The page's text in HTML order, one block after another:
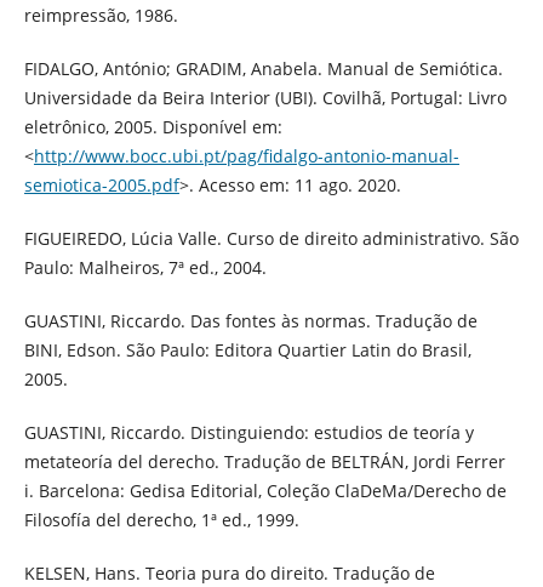
reimpressão, 1986.
FIDALGO, António; GRADIM, Anabela. Manual de Semiótica.
Universidade da Beira Interior (UBI). Covilhã, Portugal: Livro
eletrônico, 2005. Disponível em:
<http://www.bocc.ubi.pt/pag/fidalgo-antonio-manual-
semiotica-2005.pdf>. Acesso em: 11 ago. 2020.
FIGUEIREDO, Lúcia Valle. Curso de direito administrativo. São
Paulo: Malheiros, 7ª ed., 2004.
GUASTINI, Riccardo. Das fontes às normas. Tradução de
BINI, Edson. São Paulo: Editora Quartier Latin do Brasil,
2005.
GUASTINI, Riccardo. Distinguiendo: estudios de teoría y
metateoría del derecho. Tradução de BELTRÁN, Jordi Ferrer
i. Barcelona: Gedisa Editorial, Coleção ClaDeMa/Derecho de
Filosofía del derecho, 1ª ed., 1999.
KELSEN, Hans. Teoria pura do direito. Tradução de